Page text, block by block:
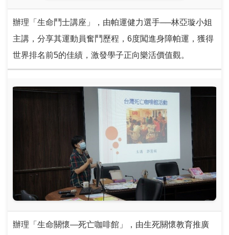
辦理「生命鬥士講座」，由帕運健力選手──林亞璇小姐
主講，分享其運動員奮鬥歷程，6度闖進身障帕運，獲得
世界排名前5的佳績，激發學子正向樂活價值觀。
辦理「生命關懷—死亡咖啡館」，由生死關懷教育推廣